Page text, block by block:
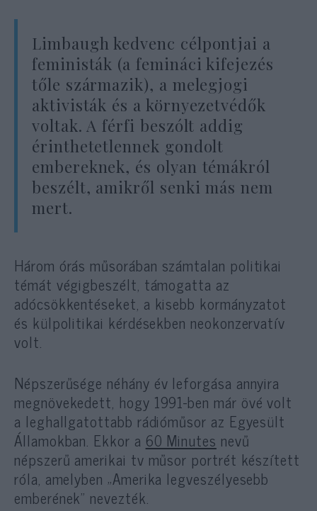
Limbaugh kedvenc célpontjai a
feministák (a femináci kifejezés
tőle származik), a melegjogi
aktivisták és a környezetvédők
voltak. A férfi beszólt addig
érinthetetlennek gondolt
embereknek, és olyan témákról
beszélt, amikről senki más nem
mert.
Három órás műsorában számtalan politikai
témát végigbeszélt, támogatta az
adócsökkentéseket, a kisebb kormányzatot
és külpolitikai kérdésekben neokonzervatív
volt.
Népszerűsége néhány év leforgása annyira
megnövekedett, hogy 1991-ben már övé volt
a leghallgatottabb rádióműsor az Egyesült
Államokban. Ekkor a 60 Minutes nevű
népszerű amerikai tv műsor portrét készített
róla, amelyben „Amerika legveszélyesebb
emberének” nevezték.